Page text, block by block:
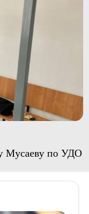
Мусаеву по УДО